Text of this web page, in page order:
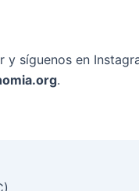
síguenos en
.